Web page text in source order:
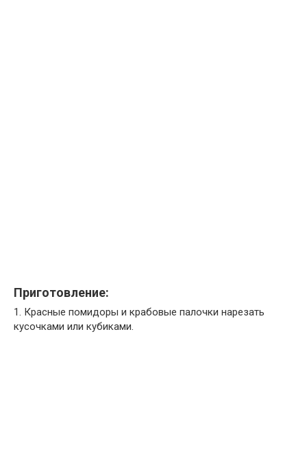
Приготовление:
1. Красные помидоры и крабовые палочки нарезать
кусочками или кубиками.